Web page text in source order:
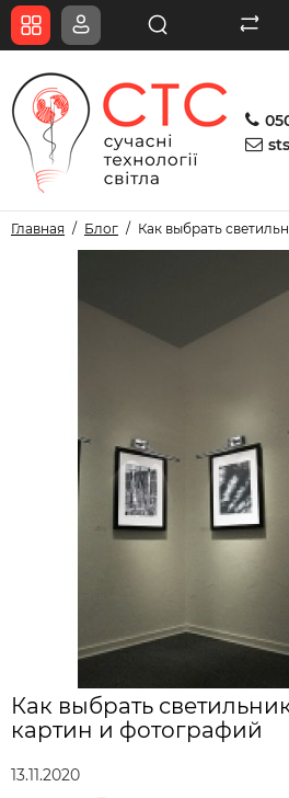
Главная Блог Как выбрать
Как выбрать
картин и фотографий
13.11.2020